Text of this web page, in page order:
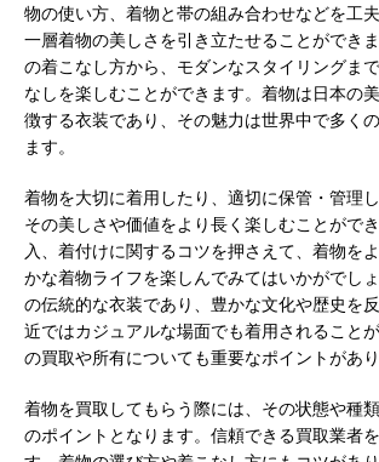
物の使い方、着物と帯の組み合わせなどを工
一層着物の美しさを引き立たせることができ
の着こなし方から、モダンなスタイリングま
なしを楽しむことができます。着物は日本の
徴する衣装であり、その魅力は世界中で多く
ます。
着物を大切に着用したり、適切に保管・管理し
その美しさや価値をより長く楽しむことがで
入、着付けに関するコツを押さえて、着物を
かな着物ライフを楽しんでみてはいかがでし
の伝統的な衣装であり、豊かな文化や歴史を
近ではカジュアルな場面でも着用されること
の買取や所有についても重要なポイントがあり
着物を買取してもらう際には、その状態や種
のポイントとなります。信頼できる買取業者